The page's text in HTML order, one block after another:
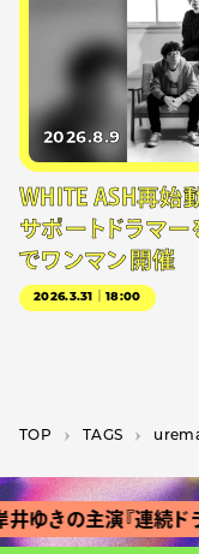
2026.8.9
WHITE ASH再始
サポートドラマ
でワンマン開催
2026.3.31｜18:00
TOP T­A­G­S
ゆきの主演『連続